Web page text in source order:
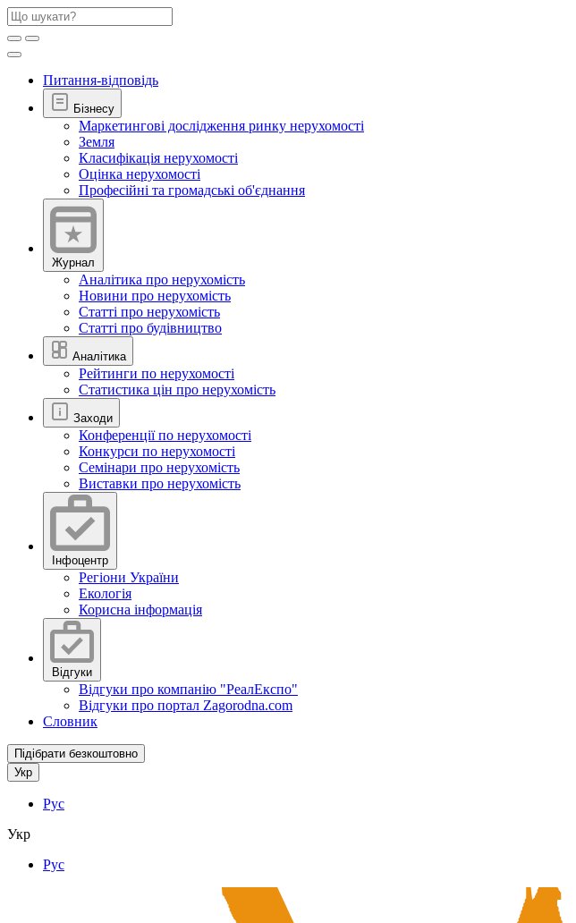
Питання-відповідь
Бізнесу
Маркетингові дослідження ринку нерухомості
Земля
Класифікація нерухомості
Оцінка нерухомості
Професійні та громадські об'єднання
Журнал
Аналітика про нерухомість
Новини про нерухомість
Статті про нерухомість
Статті про будівництво
Аналітика
Рейтинги по нерухомості
Статистика цін про нерухомість
Заходи
Конференції по нерухомості
Конкурси по нерухомості
Семінари про нерухомість
Виставки про нерухомість
Інфоцентр
Регіони України
Екологія
Корисна інформація
Відгуки
Відгуки про компанію "РеалЕкспо"
Відгуки про портал Zagorodna.com
Словник
Підібрати безкоштовно
Укр
Рус
Укр
Рус